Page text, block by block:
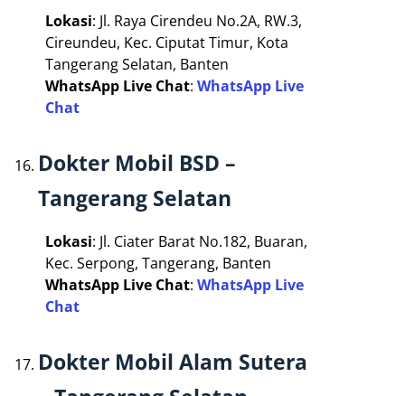
Lokasi: Jl. Raya Cirendeu No.2A, RW.3,
Cireundeu, Kec. Ciputat Timur, Kota
Tangerang Selatan, Banten
WhatsApp Live Chat: WhatsApp Live
Chat
Dokter Mobil BSD –
Tangerang Selatan
Lokasi: Jl. Ciater Barat No.182, Buaran,
Kec. Serpong, Tangerang, Banten
WhatsApp Live Chat: WhatsApp Live
Chat
Dokter Mobil Alam Sutera